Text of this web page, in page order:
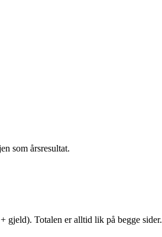
som årsresultat.
gjeld). Totalen er alltid lik på begge sider.